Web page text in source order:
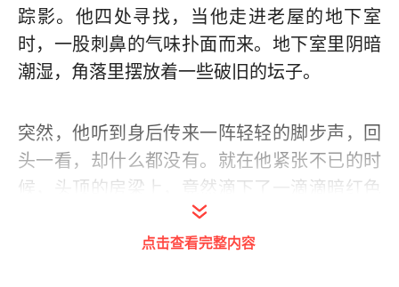
踪影。他四处寻找，当他走进老屋的地下室
时，一股刺鼻的气味扑面而来。地下室里阴暗
潮湿，角落里摆放着一些破旧的坛子。
突然，他听到身后传来一阵轻轻的脚步声，回
头一看，却什么都没有。就在他紧张不已的时
候，头顶的房梁上，竟然滴下了一滴滴暗红色
点击查看完整内容